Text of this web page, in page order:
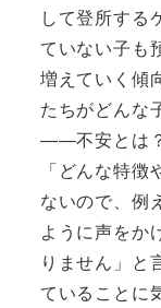
して登所する
ていない子も
増えていく傾
たちがどんな
――不安とは
「どんな特
ないので、例
ように声をか
りません」と
ていることに